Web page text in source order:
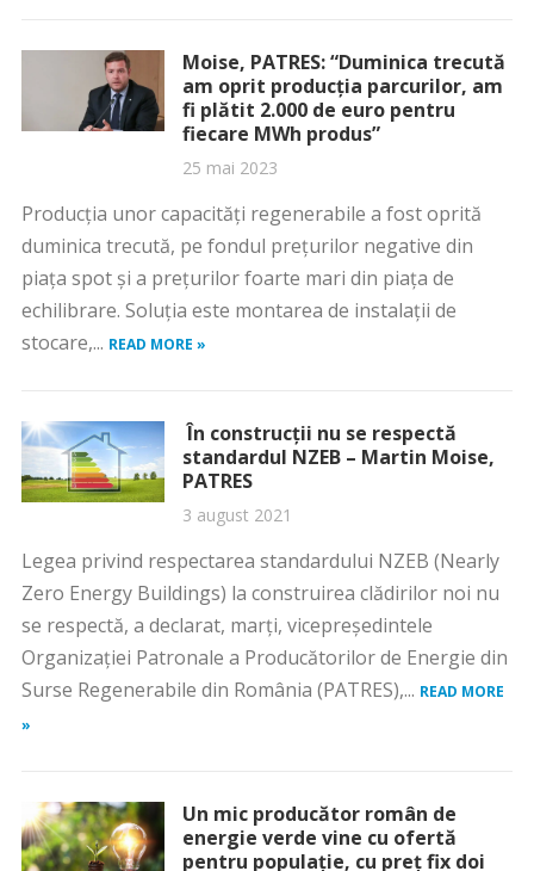
Moise, PATRES: “Duminica trecută
am oprit producția parcurilor, am
fi plătit 2.000 de euro pentru
fiecare MWh produs”
25 mai 2023
Producția unor capacități regenerabile a fost oprită
duminica trecută, pe fondul prețurilor negative din
piața spot și a prețurilor foarte mari din piața de
echilibrare. Soluția este montarea de instalații de
stocare,... READ MORE »
În construcţii nu se respectă
standardul NZEB – Martin Moise,
PATRES
3 august 2021
Legea privind respectarea standardului NZEB (Nearly
Zero Energy Buildings) la construirea clădirilor noi nu
se respectă, a declarat, marţi, vicepreşedintele
Organizaţiei Patronale a Producătorilor de Energie din
Surse Regenerabile din România (PATRES),... READ MORE
»
Un mic producător român de
energie verde vine cu ofertă
pentru populație, cu preț fix doi